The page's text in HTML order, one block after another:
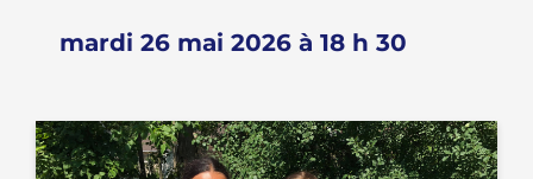
mardi 26 mai 2026 à 18 h 30